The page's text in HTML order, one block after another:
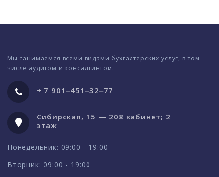
Мы занимаемся всеми видами бухгалтерских услуг, в том
числе аудитом и консалтингом.
+ 7 901‒451‒32‒77
Сибирская, 15 — 208 кабинет; 2
этаж
Понедельник: 09:00 - 19:00
Вторник: 09:00 - 19:00